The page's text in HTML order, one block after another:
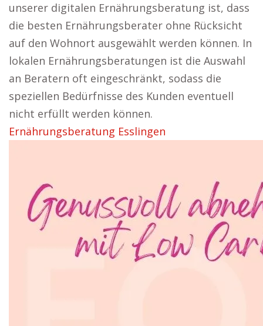
unserer digitalen Ernährungsberatung ist, dass
die besten Ernährungsberater ohne Rücksicht
auf den Wohnort ausgewählt werden können. In
lokalen Ernährungsberatungen ist die Auswahl
an Beratern oft eingeschränkt, sodass die
speziellen Bedürfnisse des Kunden eventuell
nicht erfüllt werden können.
Ernährungsberatung Esslingen